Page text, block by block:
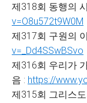
제318회 동행의
v=O8u572t9W0M
제317회 구원의
v=_Dd4SSwBSvo
제316회 우리가
음 : https://
제315회 그리스